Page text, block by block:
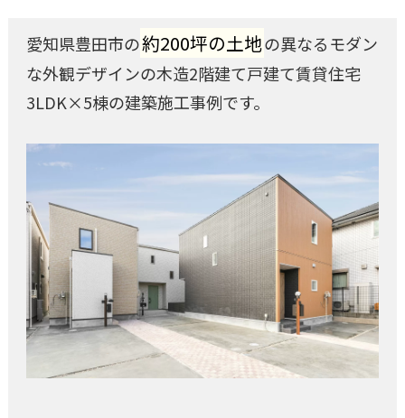
愛知県豊田市の約200坪の土地の異なるモダン
な外観デザインの木造2階建て戸建て賃貸住宅
3LDK×5棟の建築施工事例です。